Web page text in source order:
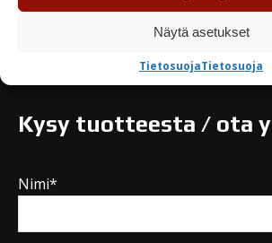
Näytä asetukset
TietosuojaTietosuoja
Kysy tuotteesta / ota
Nimi*